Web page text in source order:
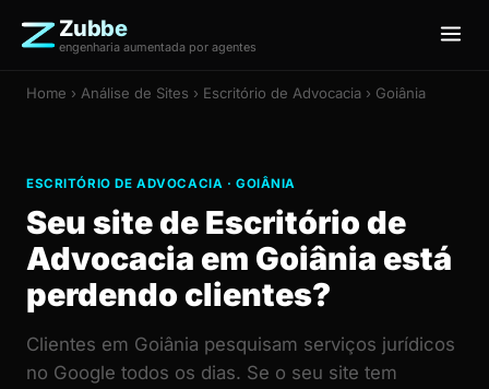
Zubbe
engenharia aumentada por agentes
Home › Análise de Sites › Escritório de Advocacia › Goiânia
ESCRITÓRIO DE ADVOCACIA · GOIÂNIA
Seu site de Escritório de
Advocacia em Goiânia está
perdendo clientes?
Clientes em Goiânia pesquisam serviços jurídicos
no Google todos os dias. Se o seu site tem